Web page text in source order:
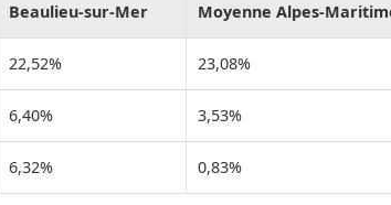
Beaulieu-sur-Mer Moyenne Alpes-
22,52% 23,08%
6,40% 3,53%
6,32% 0,83%